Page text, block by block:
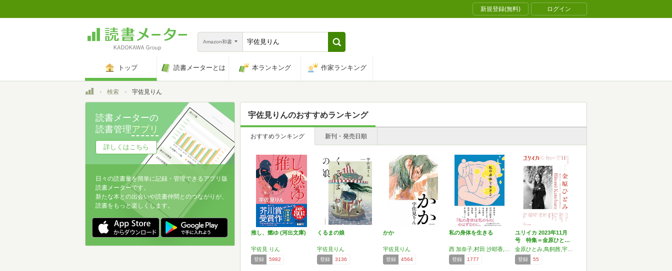
新規登録(無料) ログイン
Amazon和書
トップ 読書メーターとは 本ランキング 作家ランキング
トップ検索 宇佐見りん
宇佐見りんのおすすめランキング
おすすめランキング 新刊・発売日順
推し、燃ゆ (河出文庫)
宇佐見 りん
登録 5982
くるまの娘
宇佐見りん
登録 3136
かか
宇佐見りん
登録 4564
私の身体を生きる
登録 1777
ユリイカ 2023年11月
号 特集＝金原ひと…
登録 55
読書メーターの
読書管理アプリ
詳しくはこちら
日々の読書量を簡単に記録・管理できるアプリ版
読書メーターです。
新たな本との出会いや読書仲間とのつながりが、
読書をもっと楽しくします。